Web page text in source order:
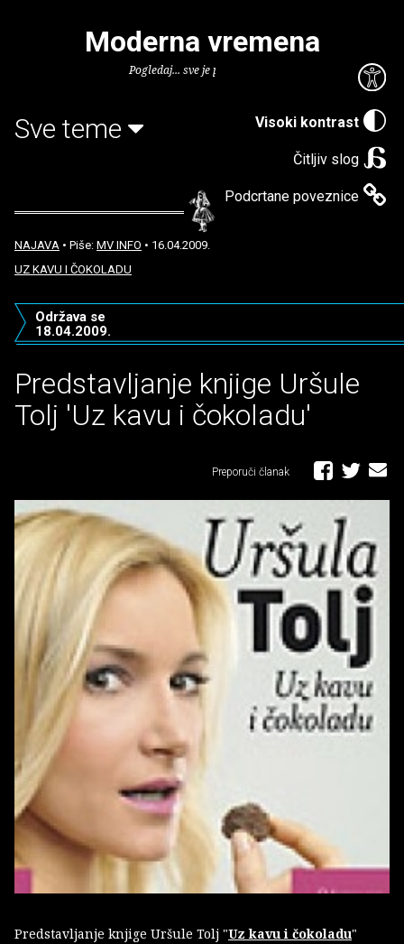
Visoki kontrast
Čitljiv slog
Podcrtane poveznice
Moderna vremena
Pogledaj... sve je puno knjiga.
Sve teme
NAJAVA • Piše: MV INFO • 16.04.2009.
UZ KAVU I ČOKOLADU
Predstavljanje knjige Uršule
Tolj 'Uz kavu i čokoladu'
Održava se
18.04.2009.
Preporuči članak
Predstavljanje knjige Uršule Tolj "Uz kavu i čokoladu"